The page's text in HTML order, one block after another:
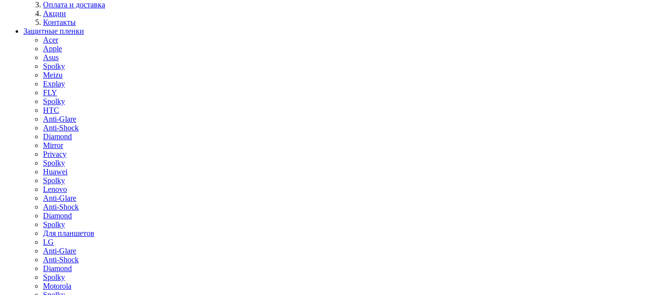
Оплата и доставка
Акции
Контакты
Защитные пленки
Acer
Apple
Asus
Spolky
Meizu
Explay
FLY
Spolky
HTC
Anti-Glare
Anti-Shock
Diamond
Mirror
Privacy
Spolky
Huawei
Spolky
Lenovo
Anti-Glare
Anti-Shock
Diamond
Spolky
Для планшетов
LG
Anti-Glare
Anti-Shock
Diamond
Spolky
Motorola